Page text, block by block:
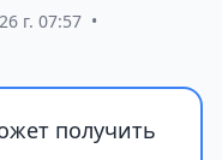
г. 07:57 •
получить